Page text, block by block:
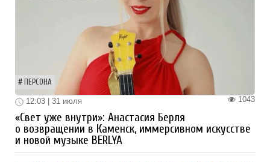
ПЕРСОНА
1043
12:03 | 31 июля
«Свет уже внутри»: Анастасия Берля
о возвращении в Каменск, иммерсивном искусстве
и новой музыке BERLYA